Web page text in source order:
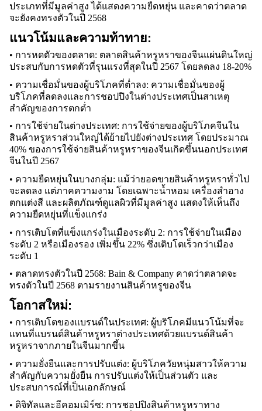
ประเภทที่มีมูลค่าสูง ได้แสดงความยืดหยุ่น และคาดว่าตลาด
จะยังคงทรงตัวในปี 2568
แนวโน้มและความท้าทาย:
• การหดตัวของตลาด: ตลาดสินค้าหรูหราของจีนแผ่นดินใหญ่
ประสบกับการหดตัวที่รุนแรงที่สุดในปี 2567 โดยลดลง 18-20%
• ความเชื่อมั่นของผู้บริโภคที่ต่ำลง: ความเชื่อมั่นของผู้
บริโภคที่ลดลงและการชอปปิงในต่างประเทศเป็นสาเหตุ
สำคัญของการตกต่ำ
• การใช้จ่ายในต่างประเทศ: การใช้จ่ายของผู้บริโภคจีนใน
สินค้าหรูหราส่วนใหญ่ได้ย้ายไปยังต่างประเทศ โดยประมาณ
40% ของการใช้จ่ายสินค้าหรูหราของจีนเกิดขึ้นนอกประเทศ
จีนในปี 2567
• ความยืดหยุ่นในบางกลุ่ม: แม้ว่ายอดขายสินค้าหรูหราทั่วไป
จะลดลง แต่ภาคความงาม โดยเฉพาะน้ำหอม เครื่องสำอาง
ตกแต่งสี และผลิตภัณฑ์ดูแลผิวที่มีมูลค่าสูง แสดงให้เห็นถึง
ความยืดหยุ่นที่แข็งแกร่ง
• การเติบโตที่แข็งแกร่งในเมืองระดับ 2: การใช้จ่ายในเมือง
ระดับ 2 หรือเมืองรอง เพิ่มขึ้น 22% ซึ่งเติบโตเร็วกว่าเมือง
ระดับ 1
• ตลาดทรงตัวในปี 2568: Bain & Company คาดว่าตลาดจะ
ทรงตัวในปี 2568 ตามรายงานสินค้าหรูของจีน
โอกาสใหม่:
• การเติบโตของแบรนด์ในประเทศ: ผู้บริโภคมีแนวโน้มที่จะ
แทนที่แบรนด์สินค้าหรูหราต่างประเทศด้วยแบรนด์สินค้า
หรูหราจากภายในจีนมากขึ้น
• ความยั่งยืนและการปรับแต่ง: ผู้บริโภควัยหนุ่มสาวให้ความ
สำคัญกับความยั่งยืน การปรับแต่งให้เป็นส่วนตัว และ
ประสบการณ์ที่เป็นเอกลักษณ์
• ดิจิทัลและอีคอมเมิร์ซ: การชอปปิงสินค้าหรูหราทาง